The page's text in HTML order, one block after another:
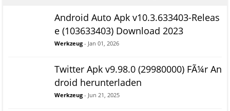
Android Auto Apk v10.3.633403-Releas
e (103633403) Download 2023
Werkzeug - Jan 01, 2026
Twitter Apk v9.98.0 (29980000) FÃ¼r An
droid herunterladen
Werkzeug - Jun 21, 2025